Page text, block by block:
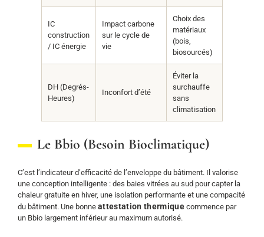
IC
construction
/ IC énergie
Impact carbone
sur le cycle de
vie
Choix des
matériaux
(bois,
biosourcés)
DH (Degrés-
Heures)
Inconfort d’été
Éviter la
surchauffe
sans
climatisation
Le Bbio (Besoin Bioclimatique)
C’est l’indicateur d’efficacité de l’enveloppe du bâtiment. Il valorise
une conception intelligente : des baies vitrées au sud pour capter la
chaleur gratuite en hiver, une isolation performante et une compacité
du bâtiment. Une bonne attestation thermique commence par
un Bbio largement inférieur au maximum autorisé.